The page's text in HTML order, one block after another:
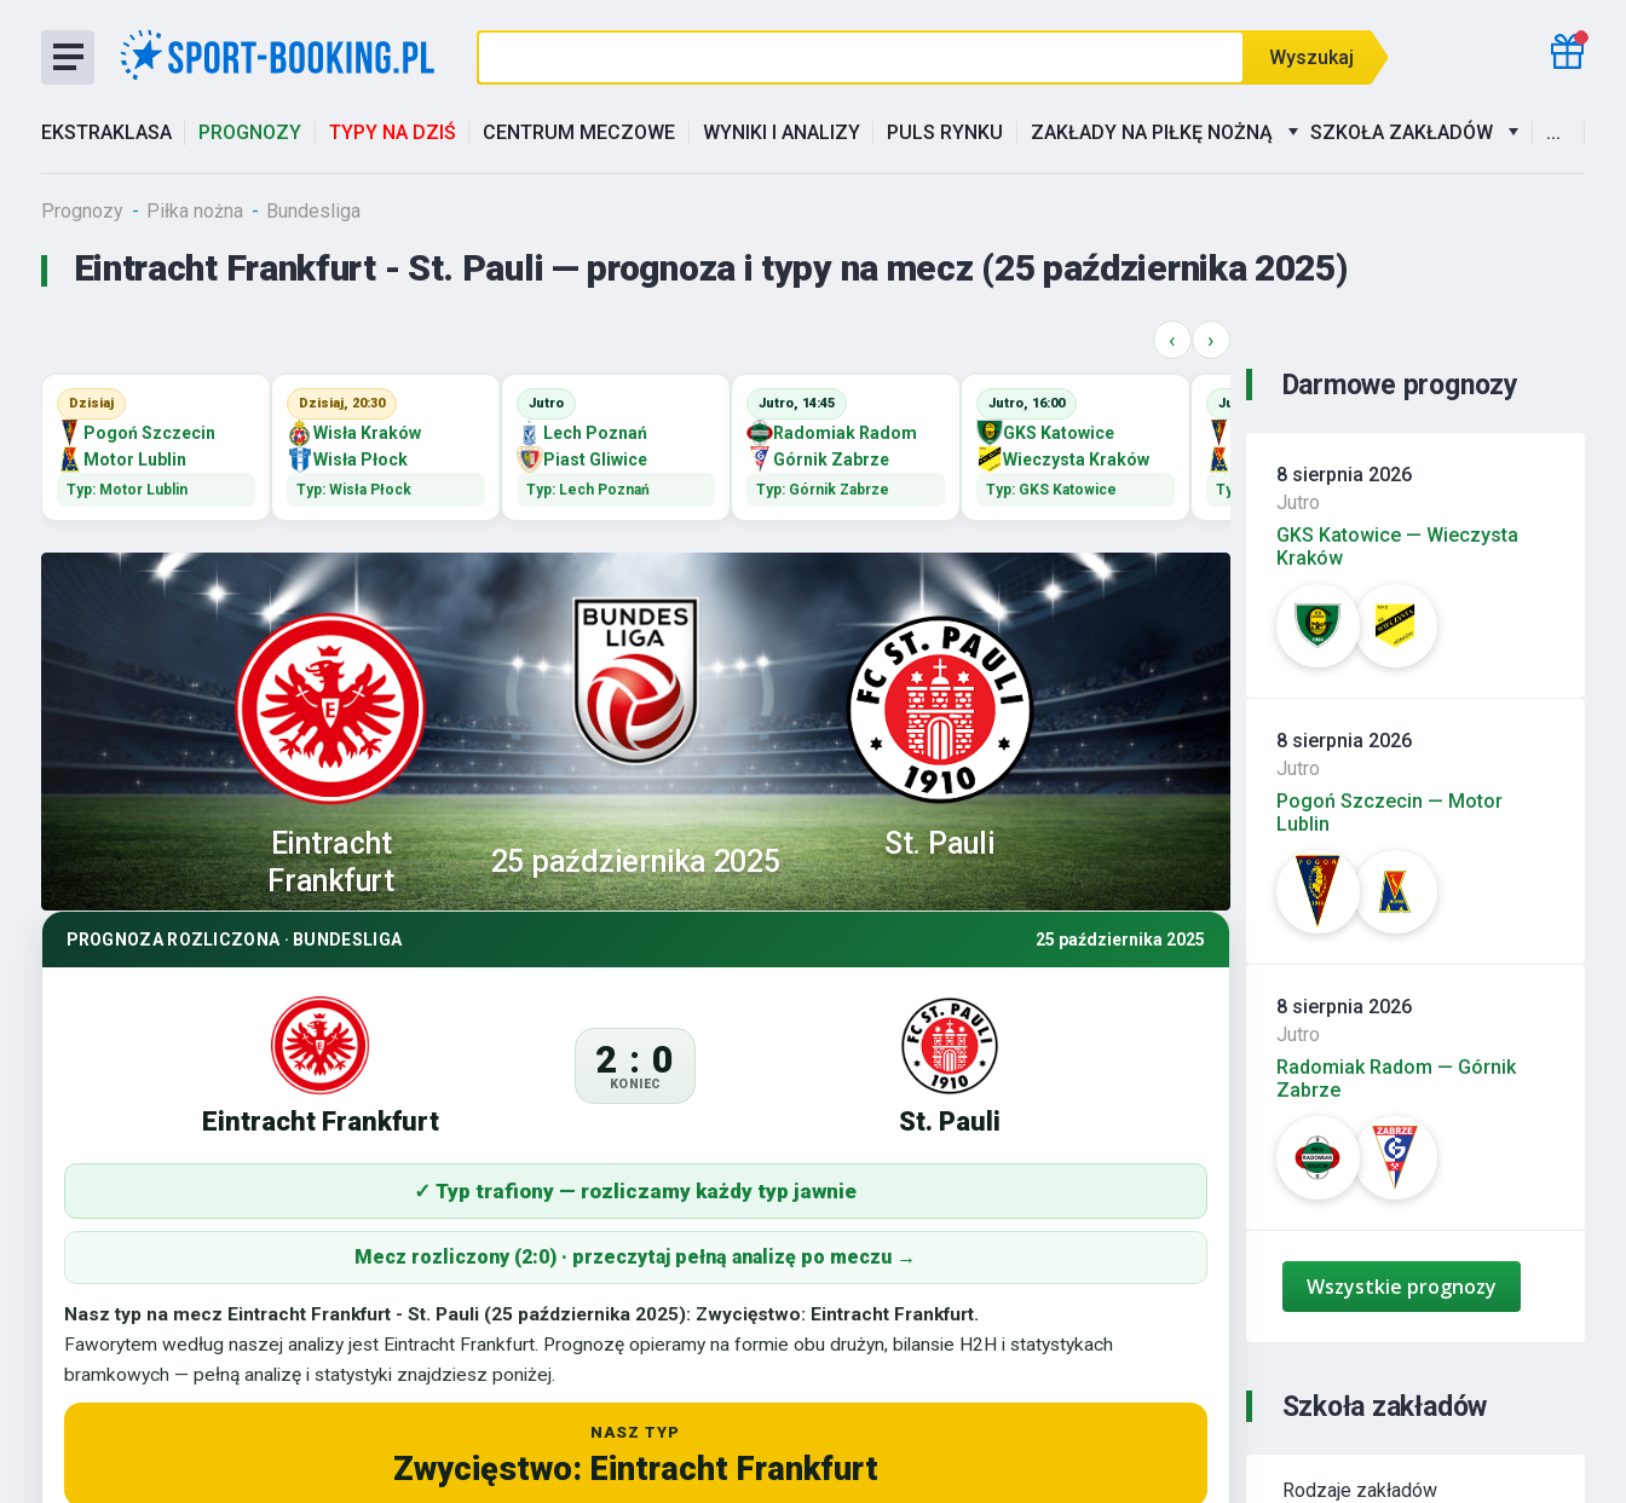
Wyszukaj
EKSTRAKLASA PROGNOZY TYPY NA DZIŚ CENTRUM MECZOWE WYNIKI I ANALIZY PULS RYNKU ZAKŁADY NA PIŁKĘ NOŻNĄ SZKOŁA ZAKŁADÓW ...
Prognozy Piłka nożna Bundesliga
Eintracht Frankfurt - St. Pauli — prognoza i typy na mecz (25 października 2025)
Darmowe prognozy
8 sierpnia 2026
Jutro
GKS Katowice — Wieczysta
Kraków
8 sierpnia 2026
Jutro
Pogoń Szczecin — Motor
Lublin
8 sierpnia 2026
Jutro
Radomiak Radom — Górnik
Zabrze
Wszystkie prognozy
Szkoła zakładów
Rodzaje zakładów
‹ ›
Dzisiaj
Pogoń Szczecin
Motor Lublin
Typ: Motor Lublin
Dzisiaj, 20:30
Wisła Kraków
Wisła Płock
Typ: Wisła Płock
Jutro
Lech Poznań
Piast Gliwice
Typ: Lech Poznań
Jutro, 14:45
Radomiak Radom
Górnik Zabrze
Typ: Górnik Zabrze
Jutro, 16:00
GKS Katowice
Wieczysta Kraków
Typ: GKS Katowice
Jutro, 17:30
Typ: Motor Lublin
Jutro, 20:15
Eintracht
Frankfurt
St. Pauli
25 października 2025
PROGNOZA ROZLICZONA · BUNDESLIGA 25 października 2025
Eintracht Frankfurt
2 : 0
KONIEC
St. Pauli
✓ Typ trafiony — rozliczamy każdy typ jawnie
Mecz rozliczony (2:0) · przeczytaj pełną analizę po meczu →
Nasz typ na mecz Eintracht Frankfurt - St. Pauli (25 października 2025): Zwycięstwo: Eintracht Frankfurt.
Faworytem według naszej analizy jest Eintracht Frankfurt. Prognozę opieramy na formie obu drużyn, bilansie H2H i statystykach
bramkowych — pełną analizę i statystyki znajdziesz poniżej.
NASZ TYP
Zwycięstwo: Eintracht Frankfurt